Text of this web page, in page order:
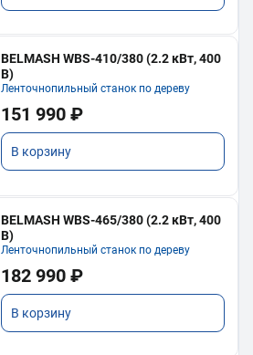
BELMASH WBS-410/380 (2.2 кВт, 400
В)
Ленточнопильный станок по дереву
151 990 ₽
В корзину
BELMASH WBS-465/380 (2.2 кВт, 400
В)
Ленточнопильный станок по дереву
182 990 ₽
В корзину